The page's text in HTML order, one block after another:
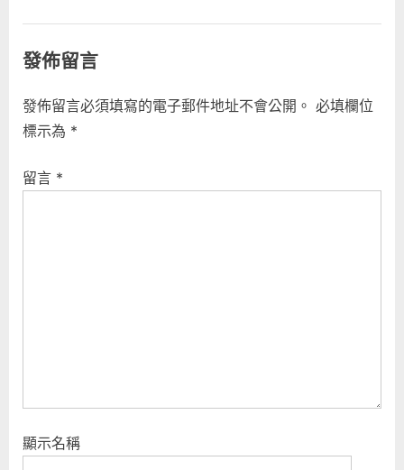
發佈留言
發佈留言必須填寫的電子郵件地址不會公開。 必填欄位
標示為 *
留言 *
顯示名稱